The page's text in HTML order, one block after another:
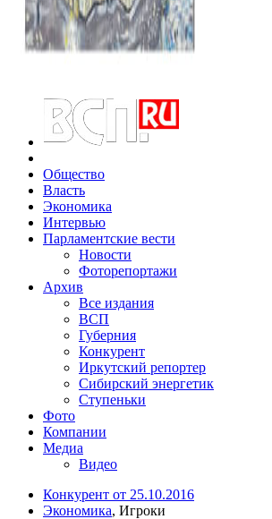
Общество
Власть
Экономика
Интервью
Парламентские вести
Новости
Фоторепортажи
Архив
Все издания
ВСП
Губерния
Конкурент
Иркутский репортер
Сибирский энергетик
Ступеньки
Фото
Компании
Медиа
Видео
Конкурент от 25.10.2016
Экономика, Игроки